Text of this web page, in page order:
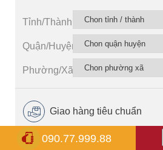
Tỉnh/Thành
Quận/Huyện
Phường/Xã
Giao hàng tiêu chuẩn
Giao hàng nhanh
090.77.999.88